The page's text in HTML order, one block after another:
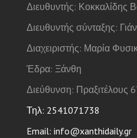
Διευθυντής: Κοκκαλίδης
Διευθυντής σύνταξης:
Διαχειριστής: Μαρία
Έδρα: Ξάνθη
Διεύθυνση: Πραξιτέλους
Τηλ: 2541071738
Email: info@xanthidaily.gr